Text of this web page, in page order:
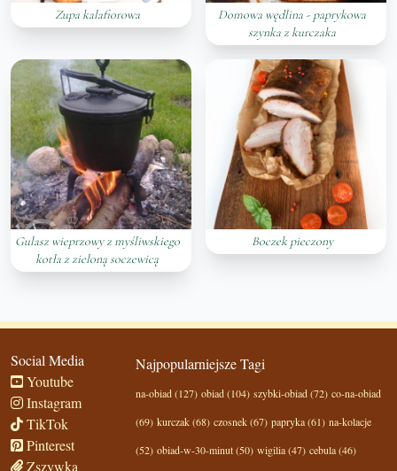
Zupa kalafiorowa
Domowa wędlina - paprykowa
szynka z kurczaka
Gulasz wieprzowy z myśliwskiego
kotła z zieloną soczewicą
Boczek pieczony
Social Media
Youtube
Instagram
TikTok
Pinterest
Zszywka
Najpopularniejsze Tagi
na-obiad (127) obiad (104) szybki-obiad (72) co-na-obiad
(69) kurczak (68) czosnek (67) papryka (61) na-kolacje
(52) obiad-w-30-minut (50) wigilia (47) cebula (46)